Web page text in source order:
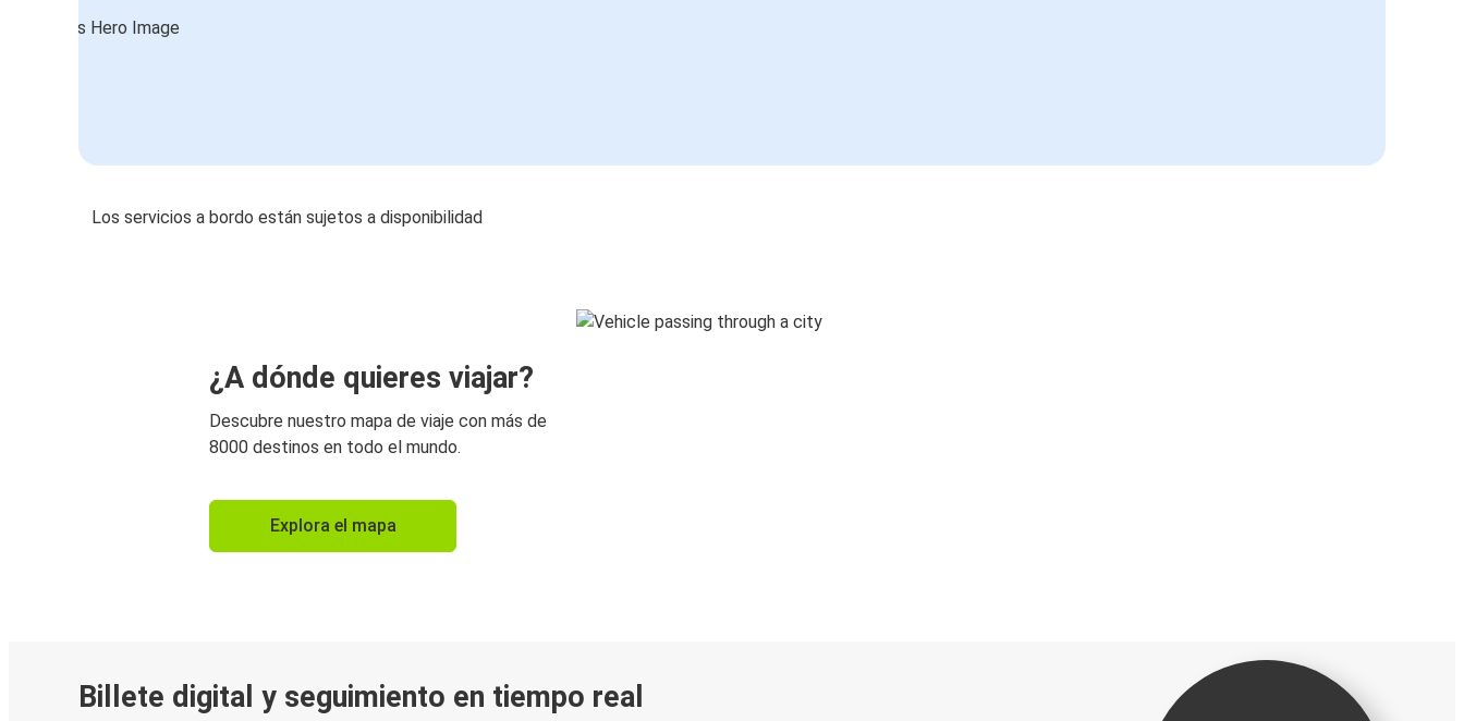
Los servicios a bordo están sujetos a disponibilidad
¿A dónde quieres viajar?
Descubre nuestro mapa de viaje con más de
8000 destinos en todo el mundo.
Explora el mapa
Billete digital y seguimiento en tiempo real